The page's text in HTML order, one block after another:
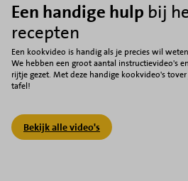
Een handige hulp bij
recepten
Een kookvideo is handig als je precies wil
We hebben een groot aantal instructievideo's
rijtje gezet. Met deze handige kookvideo's
tafel!
Bekijk alle video's